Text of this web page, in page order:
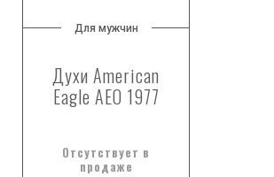
Для мужчин
Духи American
Eagle AEO 1977
Отсутствует в
продаже